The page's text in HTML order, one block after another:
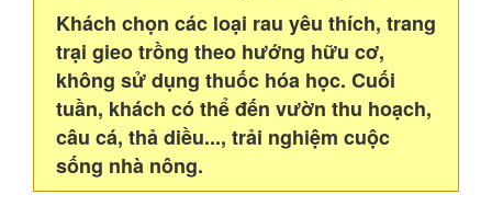
Khách chọn các loại rau yêu thích, trang
trại gieo trồng theo hướng hữu cơ,
không sử dụng thuốc hóa học. Cuối
tuần, khách có thể đến vườn thu hoạch,
câu cá, thả diều..., trải nghiệm cuộc
sống nhà nông.